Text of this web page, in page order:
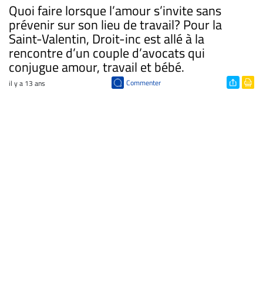
Quoi faire lorsque l’amour s’invite sans
prévenir sur son lieu de travail? Pour la
Saint-Valentin, Droit-inc est allé à la
rencontre d’un couple d’avocats qui
conjugue amour, travail et bébé.
il y a 13 ans Commenter